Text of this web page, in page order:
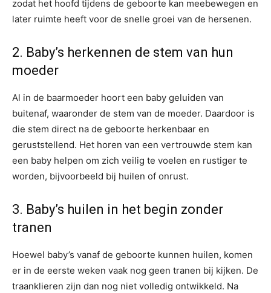
zodat het hoofd tijdens de geboorte kan meebewegen en
later ruimte heeft voor de snelle groei van de hersenen.
2. Baby’s herkennen de stem van hun
moeder
Al in de baarmoeder hoort een baby geluiden van
buitenaf, waaronder de stem van de moeder. Daardoor is
die stem direct na de geboorte herkenbaar en
geruststellend. Het horen van een vertrouwde stem kan
een baby helpen om zich veilig te voelen en rustiger te
worden, bijvoorbeeld bij huilen of onrust.
3. Baby’s huilen in het begin zonder
tranen
Hoewel baby’s vanaf de geboorte kunnen huilen, komen
er in de eerste weken vaak nog geen tranen bij kijken. De
traanklieren zijn dan nog niet volledig ontwikkeld. Na